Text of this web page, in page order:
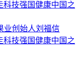
科技强国健康中国之
业创始人刘福信
科技强国健康中国之